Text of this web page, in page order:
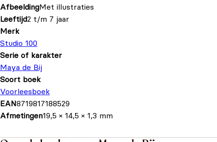
AfbeeldingMet illustraties
Leeftijd2 t/m 7 jaar
Merk
Studio 100
Serie of karakter
Maya de Bij
Soort boek
Voorleesboek
EAN8719817188529
Afmetingen19,5 × 14,5 × 1,3 mm